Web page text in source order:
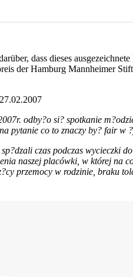
dass dieses
der Hamburg Mannheimer
odby?o si? spotkanie
pytanie co to znaczy by? fair
czas podczas wycieczki
naszej placówki, w której na
przemocy w rodzinie, braku